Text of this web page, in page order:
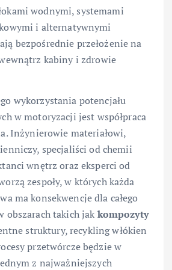
wodnymi, systemami
i alternatywnymi
bezpośrednie przełożenie na
kabiny i zdrowie
wykorzystania potencjału
w motoryzacji jest współpraca
Inżynierowie materiałowi,
specjaliści od chemii
wnętrz oraz eksperci od
zespoły, w których każda
ma konsekwencje dla całego
obszarach takich jak kompozyty
struktury, recykling włókien
przetwórcze będzie w
z najważniejszych